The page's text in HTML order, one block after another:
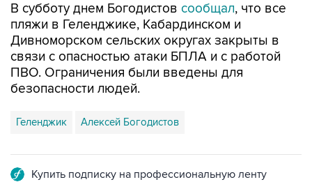
В субботу днем Богодистов сообщал, что все
пляжи в Геленджике, Кабардинском и
Дивноморском сельских округах закрыты в
связи с опасностью атаки БПЛА и с работой
ПВО. Ограничения были введены для
безопасности людей.
Геленджик Алексей Богодистов
Купить подписку на профессиональную ленту